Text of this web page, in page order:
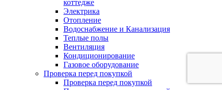
коттедже
Электрика
Отопление
Водоснабжение и Канализация
Теплые полы
Вентиляция
Кондиционирование
Газовое оборудование
Проверка перед покупкой
Проверка перед покупкой